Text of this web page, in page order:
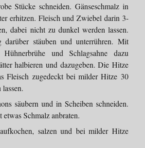
Stücke schneiden. Gänseschmalz in
erhitzen. Fleisch und Zwiebel darin 3-
dabei nicht zu dunkel werden lassen.
darüber stäuben und unterrühren. Mit
und Schlagsahne dazu
halbieren und dazugeben. Die Hitze
Fleisch zugedeckt bei milder Hitze 30
säubern und in Scheiben schneiden.
Schmalz anbraten.
salzen und bei milder Hitze